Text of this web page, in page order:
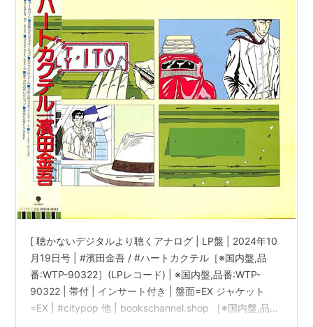
[ 聴かないデジタルより聴くアナログ | LP盤 | 2024年10
月19日号 | #濱田金吾 / #ハートカクテル［※国内盤,品
番:WTP-90322］(LPレコード) | ※国内盤,品番:WTP-
90322 | 帯付 | インサート付き | 盤面=EX ジャケット
=EX | #citypop 他 | bookschannel.shop ［※国内盤,品